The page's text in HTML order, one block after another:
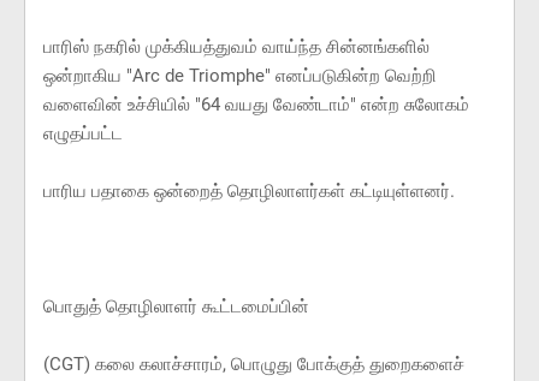
பாரிஸ் நகரில் முக்கியத்துவம் வாய்ந்த சின்னங்களில்
ஒன்றாகிய "Arc de Triomphe" எனப்படுகின்ற வெற்றி
வளைவின் உச்சியில் "64 வயது வேண்டாம்" என்ற சுலோகம்
எழுதப்பட்ட
பாரிய பதாகை ஒன்றைத் தொழிலாளர்கள் கட்டியுள்ளனர்.
பொதுத் தொழிலாளர் கூட்டமைப்பின்
(CGT) கலை கலாச்சாரம், பொழுது போக்குத் துறைகளைச்